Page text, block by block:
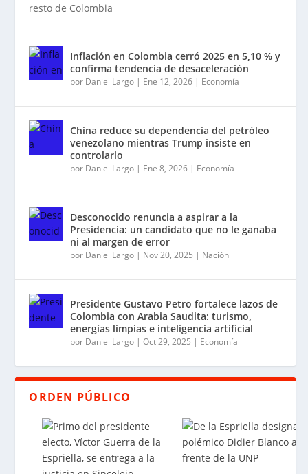
resto de Colombia
Inflación en Colombia cerró 2025 en 5,10 % y
confirma tendencia de desaceleración
por Daniel Largo | Ene 12, 2026 | Economía
China reduce su dependencia del petróleo
venezolano mientras Trump insiste en
controlarlo
por Daniel Largo | Ene 8, 2026 | Economía
Desconocido renuncia a aspirar a la
Presidencia: un candidato que no le ganaba
ni al margen de error
por Daniel Largo | Nov 20, 2025 | Nación
Presidente Gustavo Petro fortalece lazos de
Colombia con Arabia Saudita: turismo,
energías limpias e inteligencia artificial
por Daniel Largo |Oct 29, 2025 | Economía
ORDEN PÚBLICO